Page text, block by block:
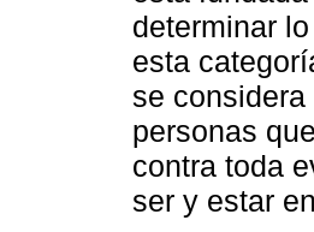
determinar
esta
se considera
personas
contra toda
ser y estar